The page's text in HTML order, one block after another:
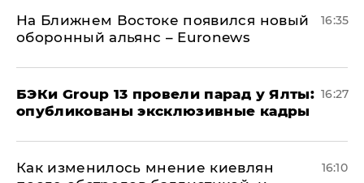
На Ближнем Востоке появился новый
оборонный альянс – Euronews
16:35
​БЭКи Group 13 провели парад у Ялты:
опубликованы эксклюзивные кадры
16:27
Как изменилось мнение киевлян
16:10